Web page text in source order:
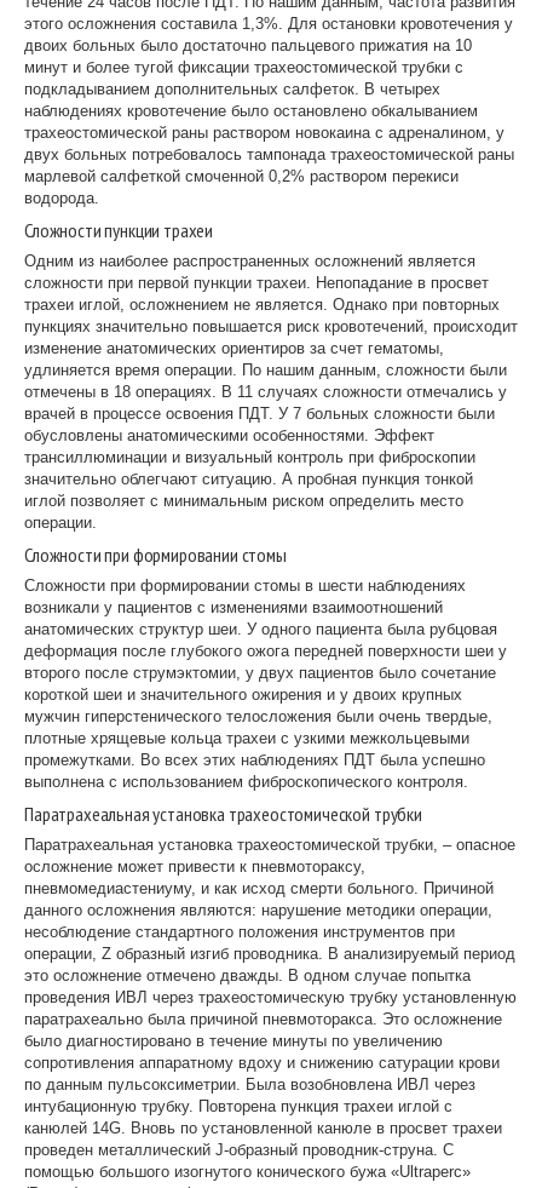
этого осложнения составила 1,3%. Для остановки кровотечения у
двоих больных было достаточно пальцевого прижатия на 10
минут и более тугой фиксации трахеостомической трубки с
подкладыванием дополнительных салфеток. В четырех
наблюдениях кровотечение было остановлено обкалыванием
трахеостомической раны раствором новокаина с адреналином, у
двух больных потребовалось тампонада трахеостомической раны
марлевой салфеткой смоченной 0,2% раствором перекиси
водорода.
Сложности пункции трахеи
Одним из наиболее распространенных осложнений является
сложности при первой пункции трахеи. Непопадание в просвет
трахеи иглой, осложнением не является. Однако при повторных
пункциях значительно повышается риск кровотечений, происходит
изменение анатомических ориентиров за счет гематомы,
удлиняется время операции. По нашим данным, сложности были
отмечены в 18 операциях. В 11 случаях сложности отмечались у
врачей в процессе освоения ПДТ. У 7 больных сложности были
обусловлены анатомическими особенностями. Эффект
трансиллюминации и визуальный контроль при фиброскопии
значительно облегчают ситуацию. А пробная пункция тонкой
иглой позволяет с минимальным риском определить место
операции.
Сложности при формировании стомы
Сложности при формировании стомы в шести наблюдениях
возникали у пациентов с изменениями взаимоотношений
анатомических структур шеи. У одного пациента была рубцовая
деформация после глубокого ожога передней поверхности шеи у
второго после струмэктомии, у двух пациентов было сочетание
короткой шеи и значительного ожирения и у двоих крупных
мужчин гиперстенического телосложения были очень твердые,
плотные хрящевые кольца трахеи с узкими межкольцевыми
промежутками. Во всех этих наблюдениях ПДТ была успешно
выполнена с использованием фиброскопического контроля.
Паратрахеальная установка трахеостомической трубки
Паратрахеальная установка трахеостомической трубки, – опасное
осложнение может привести к пневмотораксу,
пневмомедиастениуму, и как исход смерти больного. Причиной
данного осложнения являются: нарушение методики операции,
несоблюдение стандартного положения инструментов при
операции, Z образный изгиб проводника. В анализируемый период
это осложнение отмечено дважды. В одном случае попытка
проведения ИВЛ через трахеостомическую трубку установленную
паратрахеально была причиной пневмоторакса. Это осложнение
было диагностировано в течение минуты по увеличению
сопротивления аппаратному вдоху и снижению сатурации крови
по данным пульсоксиметрии. Была возобновлена ИВЛ через
интубационную трубку. Повторена пункция трахеи иглой с
канюлей 14G. Вновь по установленной канюле в просвет трахеи
проведен металлический J-образный проводник-струна. С
помощью большого изогнутого конического бужа «Ultraperc»